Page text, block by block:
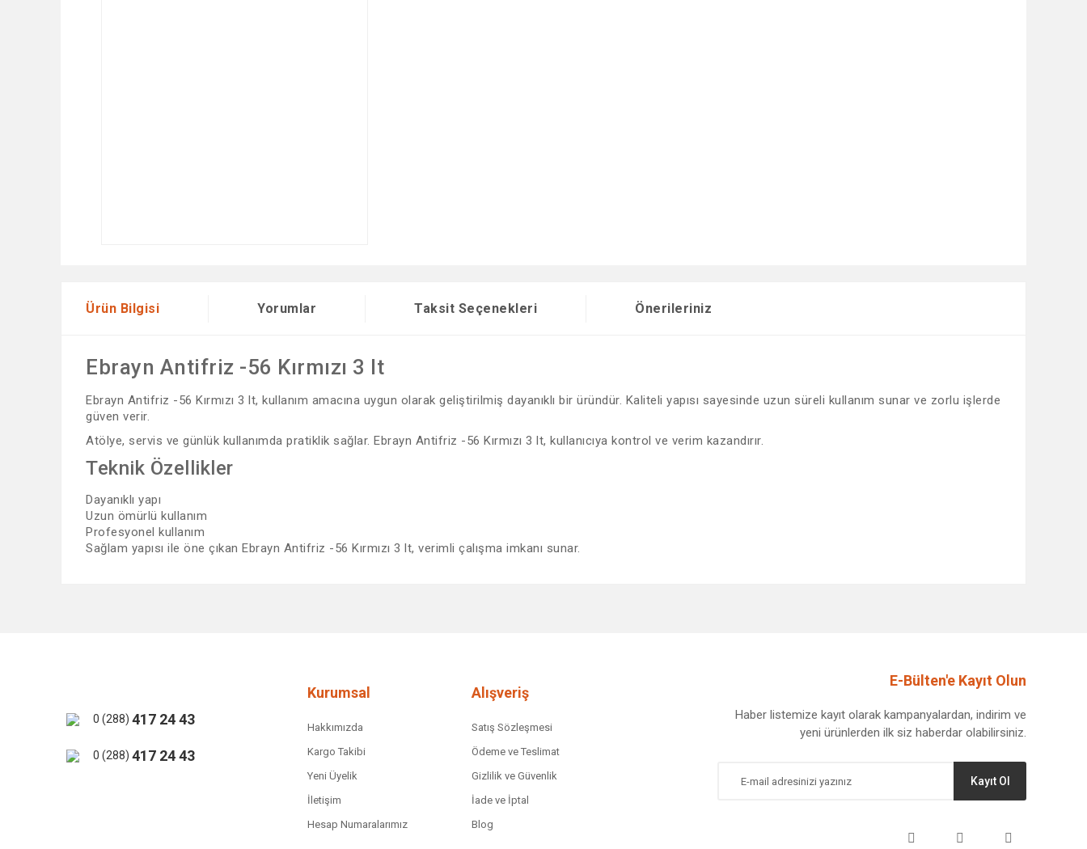
Ürün Bilgisi Yorumlar Taksit Seçenekleri Önerileriniz
Ebrayn Antifriz -56 Kırmızı 3 lt
Ebrayn Antifriz -56 Kırmızı 3 lt, kullanım amacına uygun olarak geliştirilmiş dayanıklı bir üründür. Kaliteli yapısı sayesinde uzun süreli kullanım sunar ve zorlu işlerde
güven verir.
Atölye, servis ve günlük kullanımda pratiklik sağlar. Ebrayn Antifriz -56 Kırmızı 3 lt, kullanıcıya kontrol ve verim kazandırır.
Teknik Özellikler
Dayanıklı yapı
Uzun ömürlü kullanım
Profesyonel kullanım
Sağlam yapısı ile öne çıkan Ebrayn Antifriz -56 Kırmızı 3 lt, verimli çalışma imkanı sunar.
Bu ürüne benzer farklı alternatifler olmalı.
0 (288) 417 24 43
0 (288) 417 24 43
Kurumsal
Hakkımızda
Kargo Takibi
Yeni Üyelik
İletişim
Hesap Numaralarımız
Alışveriş
Satış Sözleşmesi
Ödeme ve Teslimat
Gizlilik ve Güvenlik
İade ve İptal
Blog
E-Bülten'e Kayıt Olun
Haber listemize kayıt olarak kampanyalardan, indirim ve
yeni ürünlerden ilk siz haberdar olabilirsiniz.
Kayıt Ol